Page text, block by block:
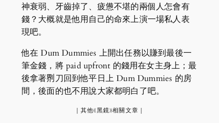
神衰弱、牙齒掉了、疲憊不堪的兩個人怎會有
錢？大概就是他用自己的命來上演一場私人表
現吧。
他在 Dum Dummies 上開出任務以賺到最後一
筆金錢，將 paid upfront 的錢用在女主身上；最
後拿著𠝹刀回到他平日上 Dum Dummies 的房
間，後面的也不用說大家都明白了吧。
｜其他《黑鏡》相關文章｜